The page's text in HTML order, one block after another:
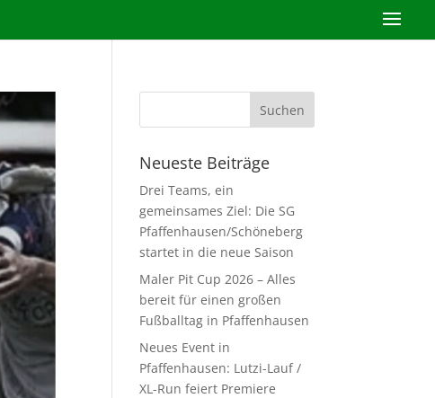
Neueste Beiträge
Drei Teams, ein
gemeinsames Ziel: Die SG
Pfaffenhausen/Schöneberg
startet in die neue Saison
Maler Pit Cup 2026 – Alles
bereit für einen großen
Fußballtag in Pfaffenhausen
Neues Event in
Pfaffenhausen: Lutzi-Lauf /
XL-Run feiert Premiere